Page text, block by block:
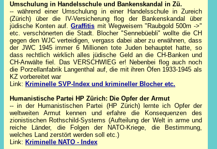
Umschulung in Handelsschule und Bankenskandal in Zü.
-- während einer Umschulung in einer Handelsschule in Zureich
(Zürich) über die IV-Versicherung flog der Bankenskandal über
jüdische Konten auf.Graffitis mit Wegweisern "Raubgold 500m ->"
etc. verschönerten die Stadt. Blocher "Sennebüebli" wollte die CH
gegen den WJC verteidigen, vergass dabei aber zu erwähnen, dass
der JWC 1945 immer 6 Millionen tote Juden behauptet hatte, so
dass rechtlich wirklich alles jüdische Geld an die CH-Banken und
CH-Anwälte fiel. Das VERSCHWIEG er! Nebenbei flog auch noch
die Porzellanfabrik Langenthal auf, die mit ihren Öfen 1933-1945 als
KZ vorbereitet war
Link: Kriminelle SVP-Index und krimineller Blocher etc.
Humanistische Partei HP Zürich: Die Opfer der Armut
-- in der Humanistischen Partei (HP Zürich) lernte ich Opfer der
weltweiten Armut kennen und erfahre die Konsequenzen des
zionistischen Rothschild-Systems (Aufteilung der Welt in arme und
reiche Länder, die Folgen der NATO-Kriege, die Bestimmung,
welches Land zerstört werden soll etc.)
Link: Kriminelle NATO - Index